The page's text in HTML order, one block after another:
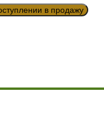
в продажу